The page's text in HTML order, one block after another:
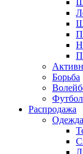
Борьба
Футбол
Распродажа
Одежда